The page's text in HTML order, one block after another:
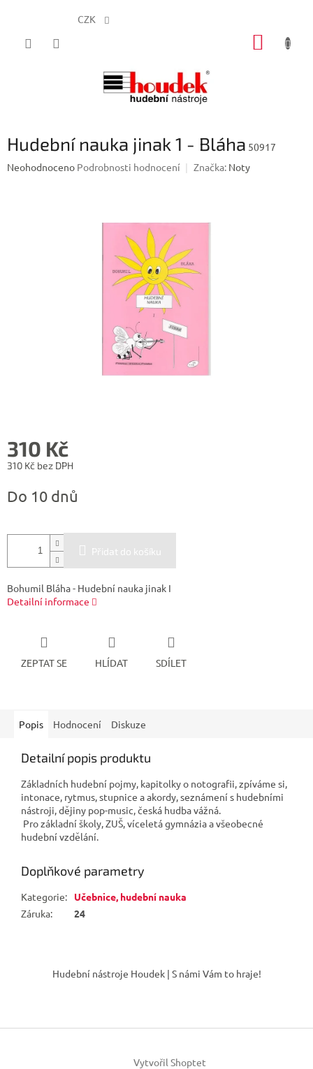
CZK
Hudební nauka jinak 1 - Bláha 50917
Průměrné
Neohodnoceno Podrobnosti hodnocení Značka: Noty
310 Kč
310 Kč bez DPH
cena:
Do 10 dnů
Přidat do košíku
Bohumil Bláha - Hudební nauka jinak I
Detailní informace
ZEPTAT SE HLÍDAT SDÍLET
Popis Hodnocení Diskuze
Detailní popis produktu
Základních hudební pojmy, kapitolky o notografii, zpíváme si,
intonace, rytmus, stupnice a akordy, seznámení s hudebními
nástroji, dějiny pop-music, česká hudba vážná.
Pro základní školy, ZUŠ, víceletá gymnázia a všeobecné
hudební vzdělání.
Doplňkové parametry
Kategorie:
Učebnice, hudební nauka
Záruka: 24
í
Hudební nástroje Houdek | S námi Vám to hraje!
Vytvořil Shoptet